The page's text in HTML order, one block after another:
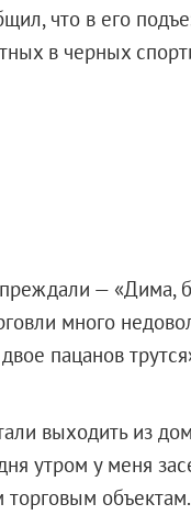
что в его
в черных
— «Дима,
много
пацанов
выходить из
утром у меня
торговым